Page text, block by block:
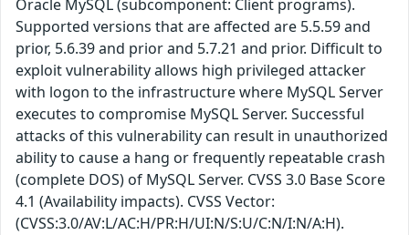
Oracle MySQL (subcomponent: Client programs).
Supported versions that are affected are 5.5.59 and
prior, 5.6.39 and prior and 5.7.21 and prior. Difficult to
exploit vulnerability allows high privileged attacker
with logon to the infrastructure where MySQL Server
executes to compromise MySQL Server. Successful
attacks of this vulnerability can result in unauthorized
ability to cause a hang or frequently repeatable crash
(complete DOS) of MySQL Server. CVSS 3.0 Base Score
4.1 (Availability impacts). CVSS Vector:
(CVSS:3.0/AV:L/AC:H/PR:H/UI:N/S:U/C:N/I:N/A:H).